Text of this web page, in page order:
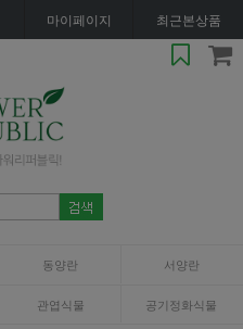
마이페이지 최근본상품
동양란 서양란
관엽식물 공기정화식물